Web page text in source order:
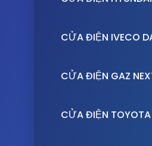
CỬA ĐIỆN IVECO
CỬA ĐIỆN GAZ
CỬA ĐIỆN TOYOTA